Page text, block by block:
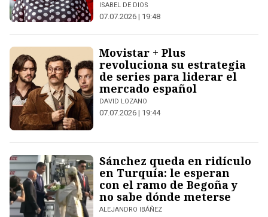
ISABEL DE DIOS
07.07.2026 | 19:48
Movistar + Plus
revoluciona su estrategia
de series para liderar el
mercado español
DAVID LOZANO
07.07.2026 | 19:44
Sánchez queda en ridículo
en Turquía: le esperan
con el ramo de Begoña y
no sabe dónde meterse
ALEJANDRO IBÁÑEZ